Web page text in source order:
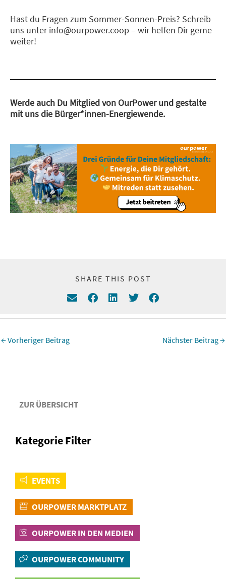
ZUR ÜBERSICHT
Kategorie Filter
EVENTS
OURPOWER MARKTPLATZ
OURPOWER IN DEN MEDIEN
OURPOWER COMMUNITY
Hast du Fragen zum Sommer-Sonnen-Preis? Schreib
uns unter info@ourpower.coop – wir helfen Dir gerne
weiter!
Werde auch Du Mitglied von OurPower und gestalte
mit uns die Bürger*innen-Energiewende.
SHARE THIS POST
←Vorheriger Beitrag Nächster Beitrag→